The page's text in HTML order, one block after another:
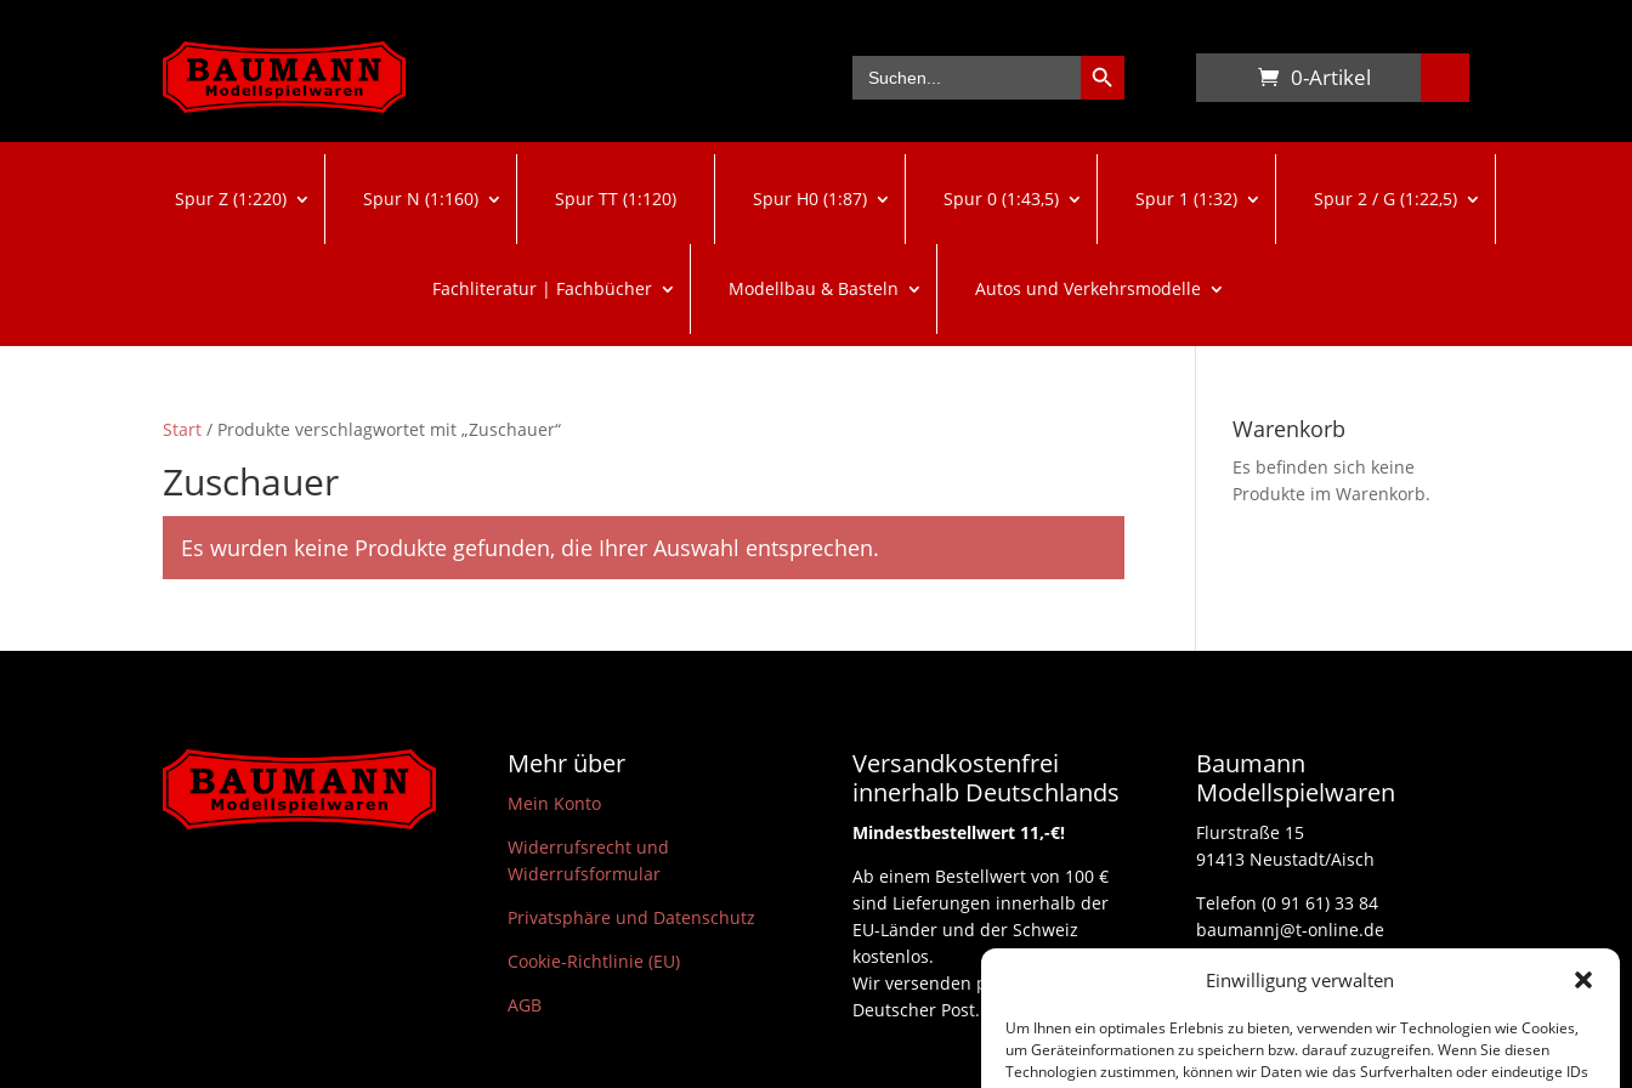
Einwilligung verwalten
Um Ihnen ein optimales Erlebnis zu bieten, verwenden wir Technologien wie Cookies,
um Geräteinformationen zu speichern bzw. darauf zuzugreifen. Wenn Sie diesen
Technologien zustimmen, können wir Daten wie das Surfverhalten oder eindeutige IDs
Search
for:
Search Button
0-Artikel
Spur Z (1:220) Spur N (1:160) Spur TT (1:120) Spur H0 (1:87) Spur 0 (1:43,5) Spur 1 (1:32) Spur 2 / G (1:22,5)
Fachliteratur | Fachbücher Modellbau & Basteln Autos und Verkehrsmodelle
Start / Produkte verschlagwortet mit „Zuschauer“
Zuschauer
Es wurden keine Produkte gefunden, die Ihrer Auswahl entsprechen.
Warenkorb
Es befinden sich keine
Produkte im Warenkorb.
Mehr über
Mein Konto
Widerrufsrecht und
Widerrufsformular
Privatsphäre und Datenschutz
Cookie-Richtlinie (EU)
AGB
Versandkostenfrei
innerhalb Deutschlands
Mindestbestellwert 11,-€!
Ab einem Bestellwert von 100 €
sind Lieferungen innerhalb der
EU-Länder und der Schweiz
kostenlos.
Wir versenden per DHL und
Deutscher Post.
Baumann
Modellspielwaren
Flurstraße 15
91413 Neustadt/Aisch
Telefon (0 91 61) 33 84
baumannj@t-online.de
Impressum